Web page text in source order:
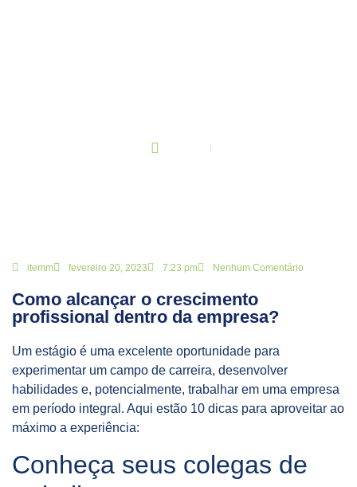
Principal
itemm fevereiro 20, 2023 7:23 pm Nenhum Comentário
Como alcançar o crescimento
profissional dentro da empresa?
Um estágio é uma excelente oportunidade para
experimentar um campo de carreira, desenvolver
habilidades e, potencialmente, trabalhar em uma empresa
em período integral. Aqui estão 10 dicas para aproveitar ao
máximo a experiência:
Conheça seus colegas de